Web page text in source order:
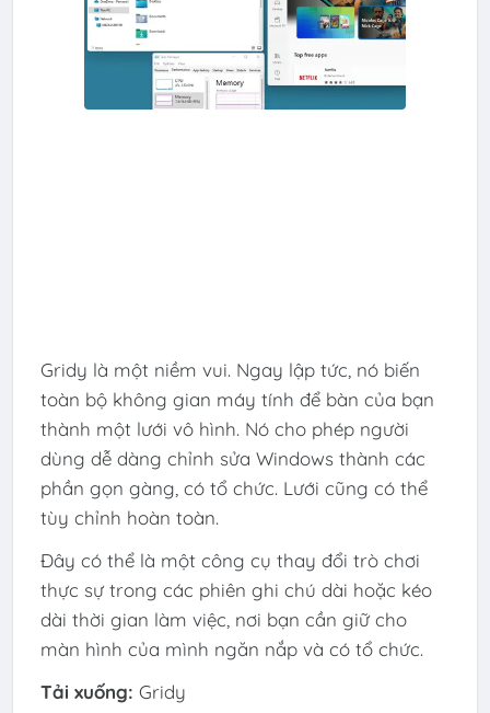
Gridy là một niềm vui. Ngay lập tức, nó biến
toàn bộ không gian máy tính để bàn của bạn
thành một lưới vô hình. Nó cho phép người
dùng dễ dàng chỉnh sửa Windows thành các
phần gọn gàng, có tổ chức. Lưới cũng có thể
tùy chỉnh hoàn toàn.
Đây có thể là một công cụ thay đổi trò chơi
thực sự trong các phiên ghi chú dài hoặc kéo
dài thời gian làm việc, nơi bạn cần giữ cho
màn hình của mình ngăn nắp và có tổ chức.
Tải xuống: Gridy